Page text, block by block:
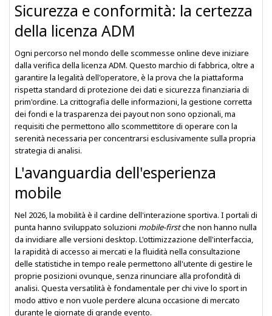
Sicurezza e conformità: la certezza
della licenza ADM
Ogni percorso nel mondo delle scommesse online deve iniziare
dalla verifica della licenza ADM. Questo marchio di fabbrica, oltre a
garantire la legalità dell'operatore, è la prova che la piattaforma
rispetta standard di protezione dei dati e sicurezza finanziaria di
prim'ordine. La crittografia delle informazioni, la gestione corretta
dei fondi e la trasparenza dei payout non sono opzionali, ma
requisiti che permettono allo scommettitore di operare con la
serenità necessaria per concentrarsi esclusivamente sulla propria
strategia di analisi.
L'avanguardia dell'esperienza
mobile
Nel 2026, la mobilità è il cardine dell'interazione sportiva. I portali di
punta hanno sviluppato soluzioni mobile-firstche non hanno nulla
da invidiare alle versioni desktop. L'ottimizzazione dell'interfaccia,
la rapidità di accesso ai mercati e la fluidità nella consultazione
delle statistiche in tempo reale permettono all'utente di gestire le
proprie posizioni ovunque, senza rinunciare alla profondità di
analisi. Questa versatilità è fondamentale per chi vive lo sport in
modo attivo e non vuole perdere alcuna occasione di mercato
durante le giornate di grande evento.